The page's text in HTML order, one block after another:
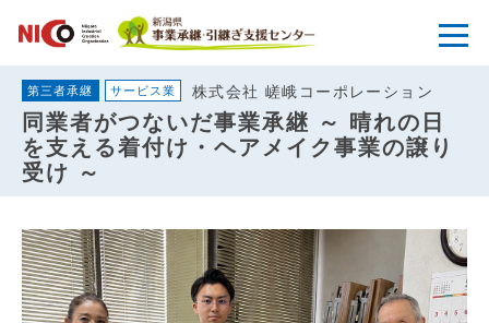
同業者がつないだ事業承継 ～ 晴れの日
を支える着付け・ヘアメイク事業の譲り
受け ～
第三者承継 サービス業 株式会社 嵯峨コーポレーション